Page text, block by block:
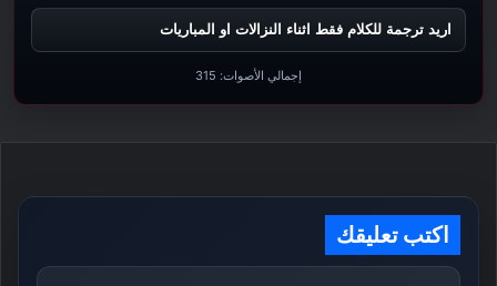
اريد ترجمة للكلام فقط اثناء النزالات او المباريات
إجمالي الأصوات: 315
اكتب تعليقك